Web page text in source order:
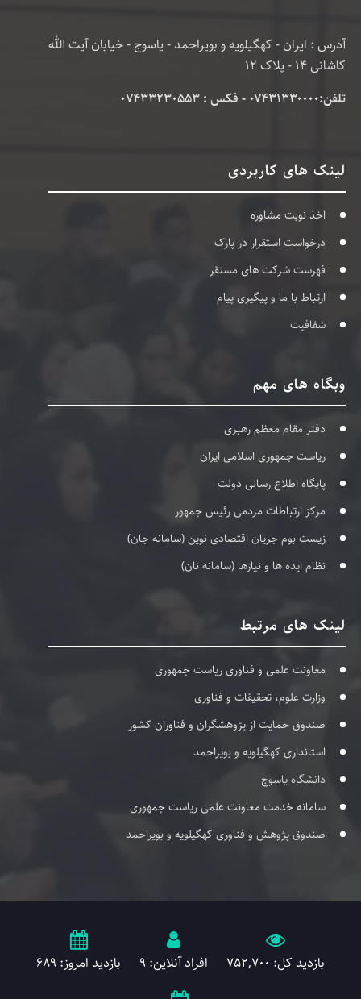
آدرس : ایران - کهگیلویه و بویراحمد - یاسوج - خیابان آیت الله
کاشانی 14 - پلاک 12
تلفن:۰۷۴۳۱۳۳۰۰۰۰ - فکس : 07433230553
لینک های کاربردی
اخذ نوبت مشاوره
درخواست استقرار در پارک
فهرست شرکت های مستقر
ارتباط با ما و پیگیری پیام
شفافیت
وبگاه های مهم
دفتر مقام معظم رهبری
ریاست جمهوری اسلامی ایران
پایگاه اطلاع رسانی دولت
مرکز ارتباطات مردمی رئیس جمهور
زیست بوم جریان اقتصادی نوین (سامانه جان)
نظام ایده ها و نیازها (سامانه نان)
لینک های مرتبط
معاونت علمی و فناوری ریاست جمهوری
وزارت علوم، تحقیقات و فناوری
صندوق حمایت از پژوهشگران و فناوران کشور
استانداری کهگیلویه و بویراحمد
دانشگاه یاسوج
سامانه خدمت معاونت علمی ریاست جمهوری
صندوق پژوهش و فناوری کهگیلویه و بویراحمد
بازدید کل: 752,700 افراد آنلاین: 9 بازدید امروز: 689